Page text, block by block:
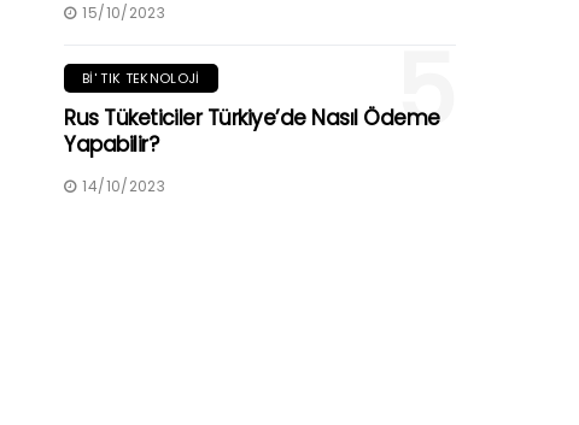
15/10/2023
5
BI' TIK TEKNOLOJI
Rus Tüketiciler Türkiye’de Nasıl Ödeme
Yapabilir?
14/10/2023